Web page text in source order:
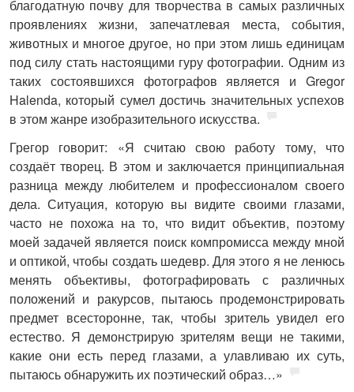
благодатную почву для творчества в самых различных
проявлениях жизни, запечатлевая места, события,
животных и многое другое, но при этом лишь единицам
под силу стать настоящими гуру фотографии. Одним из
таких состоявшихся фотографов является и Gregor
Halenda, который сумел достичь значительных успехов
в этом жанре изобразительного искусства.
Грегор говорит: «Я считаю свою работу тому, что
создаёт творец. В этом и заключается принципиальная
разница между любителем и профессионалом своего
дела. Ситуация, которую вы видите своими глазами,
часто не похожа на то, что видит объектив, поэтому
моей задачей является поиск компромисса между мной
и оптикой, чтобы создать шедевр. Для этого я не ленюсь
менять объективы, фотографировать с различных
положений и ракурсов, пытаюсь продемонстрировать
предмет всесторонне, так, чтобы зритель увидел его
естество. Я демонстрирую зрителям вещи не такими,
какие они есть перед глазами, а улавливаю их суть,
пытаюсь обнаружить их поэтический образ…»